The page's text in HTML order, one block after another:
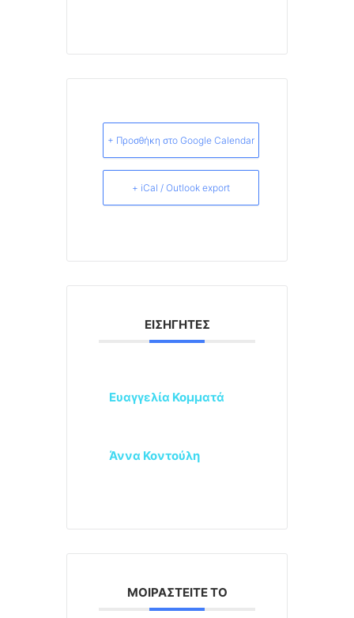
+ Προσθήκη στο Google Calendar
+ iCal / Outlook export
ΕΙΣΗΓΗΤΈΣ
Ευαγγελία Κομματά
Άννα Κοντούλη
ΜΟΙΡΑΣΤΕΊΤΕ ΤΟ